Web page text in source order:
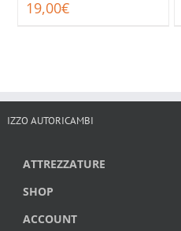
19,00€
IZZO AUTORICAMBI
ATTREZZATURE
SHOP
ACCOUNT